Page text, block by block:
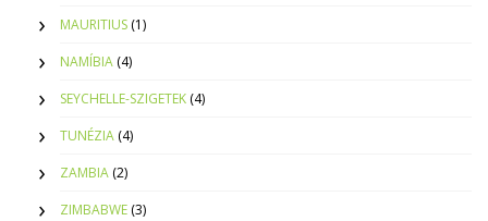
MAURITIUS (1)
NAMÍBIA (4)
SEYCHELLE-SZIGETEK (4)
TUNÉZIA (4)
ZAMBIA (2)
ZIMBABWE (3)